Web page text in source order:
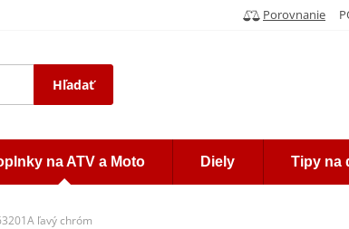
Porovnanie
Hľadať
na ATV a Moto Diely Tipy na
ľavý chróm